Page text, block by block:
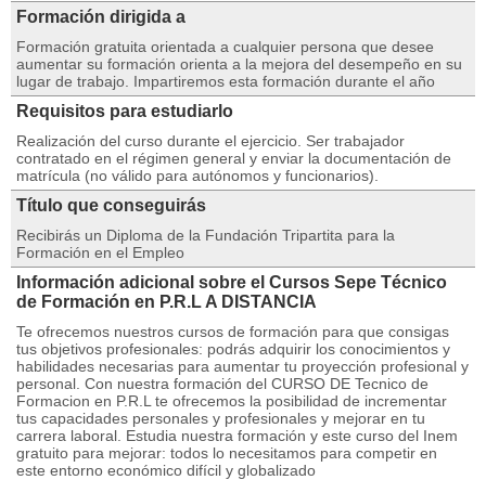
Formación dirigida a
Formación gratuita orientada a cualquier persona que desee
aumentar su formación orienta a la mejora del desempeño en su
lugar de trabajo. Impartiremos esta formación durante el año
Requisitos para estudiarlo
Realización del curso durante el ejercicio. Ser trabajador
contratado en el régimen general y enviar la documentación de
matrícula (no válido para autónomos y funcionarios).
Título que conseguirás
Recibirás un Diploma de la Fundación Tripartita para la
Formación en el Empleo
Información adicional sobre el Cursos Sepe Técnico
de Formación en P.R.L A DISTANCIA
Te ofrecemos nuestros cursos de formación para que consigas
tus objetivos profesionales: podrás adquirir los conocimientos y
habilidades necesarias para aumentar tu proyección profesional y
personal. Con nuestra formación del CURSO DE Tecnico de
Formacion en P.R.L te ofrecemos la posibilidad de incrementar
tus capacidades personales y profesionales y mejorar en tu
carrera laboral. Estudia nuestra formación y este curso del Inem
gratuito para mejorar: todos lo necesitamos para competir en
este entorno económico difícil y globalizado